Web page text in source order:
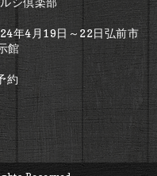
年4月19日～22日弘前市
館
約